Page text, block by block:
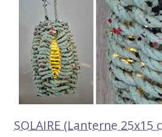
SOLAIRE (Lanterne 25x15